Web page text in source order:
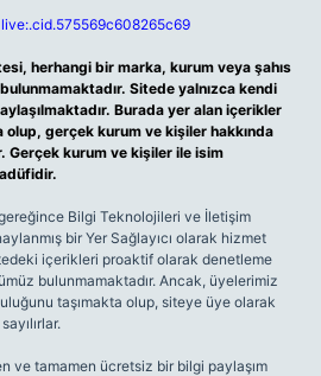
herhangi bir marka, kurum veya şahıs
Sitede yalnızca kendi
Burada yer alan içerikler
gerçek kurum ve kişiler hakkında
Gerçek kurum ve kişiler ile isim
Bilgi Teknolojileri ve İletişim
bir Yer Sağlayıcı olarak hizmet
içerikleri proaktif olarak denetleme
bulunmamaktadır. Ancak, üyelerimiz
taşımakta olup, siteye üye olarak
ve tamamen ücretsiz bir bilgi paylaşım